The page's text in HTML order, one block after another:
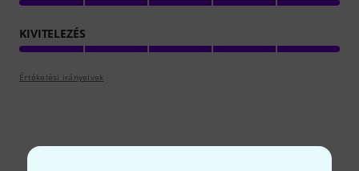
KIVITELEZÉS
Értékelési irányelvek